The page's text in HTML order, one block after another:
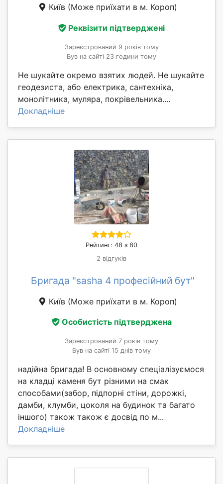
Київ (Може приїхати в м. Короп)
Реквізити підтверджені
Зареєстрований 9 років тому
Був на сайті 23 години тому
Не шукайте окремо взятих людей. Не шукайте
геодезиста, або електрика, сантехніка,
монолітника, муляра, покрівельника....
Докладніше
Рейтинг: 48 з 80
2 відгуків
Бригада "sasha 4 професійний бут"
Київ (Може приїхати в м. Короп)
Особистість підтверджена
Зареєстрований 7 років тому
Був на сайті 15 днів тому
надійна бригада! В основному спеціалізуємося
на кладці каменя бут різними на смак
способами(забор, підпорні стіни, дорожкі,
дамби, клумби, цоколя на будинок та багато
іншого) також також є досвід по м...
Докладніше